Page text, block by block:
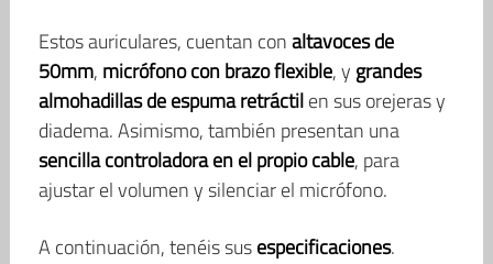
Estos auriculares, cuentan conaltavoces de
50mm, micrófono con brazo flexible, y grandes
almohadillas de espuma retráctilen sus orejeras y
diadema. Asimismo, también presentan una
sencilla controladora en el propio cable, para
ajustar el volumen y silenciar el micrófono.
A continuación, tenéis susespecificaciones.